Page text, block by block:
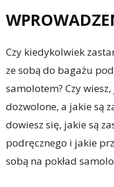
Czy kiedykolwiek
ze sobą do bagażu
samolotem? Czy
dozwolone, a jakie są
dowiesz się, jakie są
podręcznego i jakie
sobą na pokład